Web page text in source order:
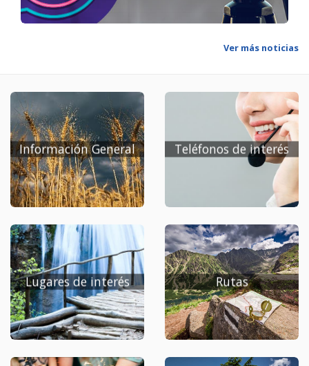
sus iniciativas turísticas, ofrecer información institucional
sobre el Ayuntamiento y ofrecer servicios de valor
Ver más noticias
Información General Teléfonos de interés
Lugares de interés Rutas